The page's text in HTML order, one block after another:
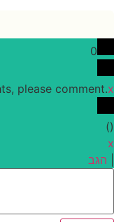
0
please comment.x
(
)
x
הגב